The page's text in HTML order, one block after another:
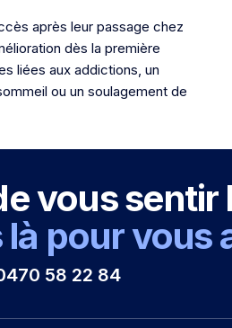
après leur passage chez
dès la première
liées aux addictions, un
ou un soulagement de
vous sentir
pour vous
58 22 84